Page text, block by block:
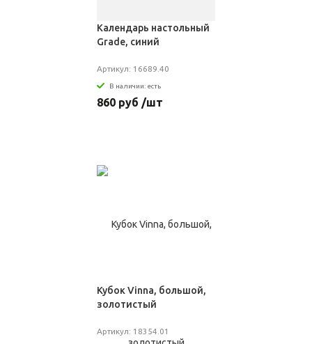
Календарь настольный
Grade, синий
Артикул: 16689.40
В наличии: есть
860 руб /шт
Кубок Vinna, большой,
золотистый
Артикул: 18354.01